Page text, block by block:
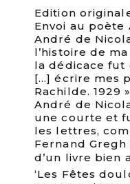
Edition
Envoi au poète
André de
l’histoire de
la dédicace
[…] écrire mes
Rachilde. 1929
André de
une courte et
les lettres,
Fernand
d’un livre bien
‘Les Fêtes